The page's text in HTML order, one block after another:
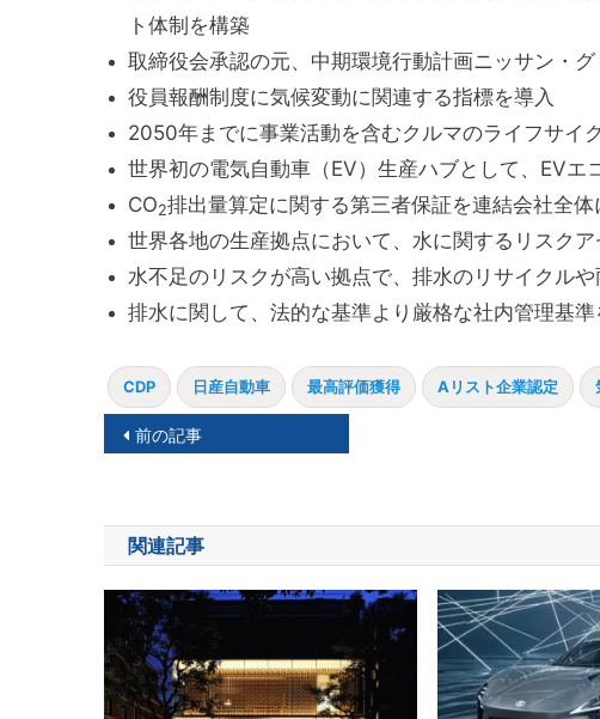
ト体制を構築
取締役会承認の元、中期環境行動計画ニッサン・
役員報酬制度に気候変動に関連する指標を導入
2050年までに事業活動を含むクルマのライフサイ
世界初の電気自動車（EV）生産ハブとして、EV
CO2排出量算定に関する第三者保証を連結会社全体
世界各地の生産拠点において、水に関するリスク
水不足のリスクが高い拠点で、排水のリサイクル
排水に関して、法的な基準より厳格な社内管理基
CDP 日産自動車 最高評価獲得 Aリスト企業認定
投
ナ
ビ
ゲ
ー
前の記事
関連記事